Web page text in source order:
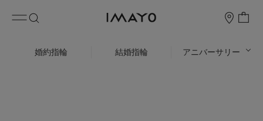
婚約指輪 結婚指輪 アニバーサリー